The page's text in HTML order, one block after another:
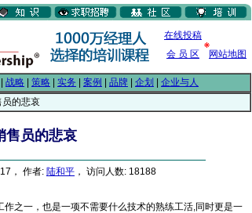
在线投稿
会 员 区
网站地图
战略 策略 实务 案例 品牌 企划
企业与人
的悲哀
售员的悲哀
， 作者: 陆和平 ， 访问人数: 18188
之一，也是一项不需要什么技术的熟练工活,同时更是一